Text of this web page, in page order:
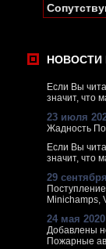
НОВОСТИ
Если Вы
значит, что
23 июля
Жадность
Если Вы
значит, что
29
Minichamps,
24 мая 2020
Добавлены
Пожарные